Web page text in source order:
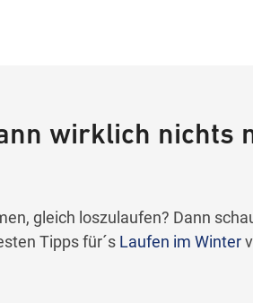
wirklich nichts
gleich loszulaufen? Dann
Tipps für´s Laufen im Winter